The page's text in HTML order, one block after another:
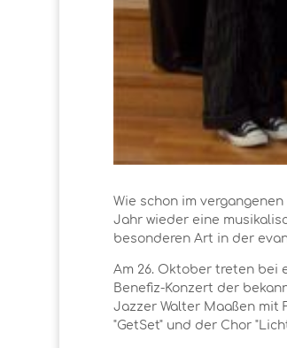
Wie schon im
Jahr wieder eine
besonderen Art in der
Am 26. Oktober treten bei
Benefiz-Konzert der
Jazzer Walter Maaßen mit
"GetSet" und der Chor